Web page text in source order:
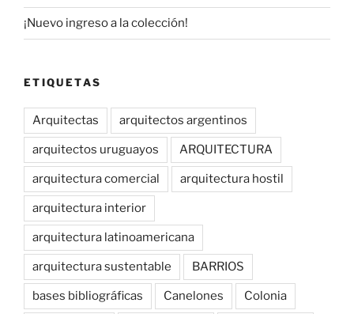
¡Nuevo ingreso a la colección!
ETIQUETAS
Arquitectas arquitectos argentinos
arquitectos uruguayos ARQUITECTURA
arquitectura comercial arquitectura hostil
arquitectura interior
arquitectura latinoamericana
arquitectura sustentable BARRIOS
bases bibliográficas Canelones Colonia